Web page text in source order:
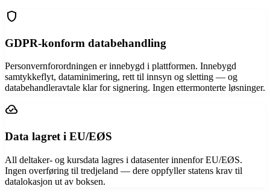
shield
GDPR-konform databehandling
Personvernforordningen er innebygd i plattformen. Innebygd
samtykkeflyt, dataminimering, rett til innsyn og sletting — og
databehandleravtale klar for signering. Ingen ettermonterte løsninger.
cloud_done
Data lagret i EU/EØS
All deltaker- og kursdata lagres i datasenter innenfor EU/EØS.
Ingen overføring til tredjeland — dere oppfyller statens krav til
datalokasjon ut av boksen.